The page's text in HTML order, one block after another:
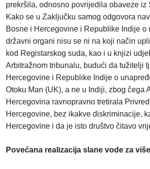
prekršila, odnosno povrijedila obaveze
Kako se u Zaključku samog odgovora
Bosne i Hercegovine i Republike Indije
državni organi nisu se ni na koji način
kod Registarskog suda, kao i u knjizi
Arbitražnom tribunalu, budući da tužitelji
Hercegovine i Republike Indije o
Otoku Man (UK), a ne u Indiji, zbog čega
Hercegovina ravnopravno tretirala
Hercegovine, bez ikakve diskriminacije,
Hercegovine i da je isto društvo čitavo
Povećana realizacija slane vode za